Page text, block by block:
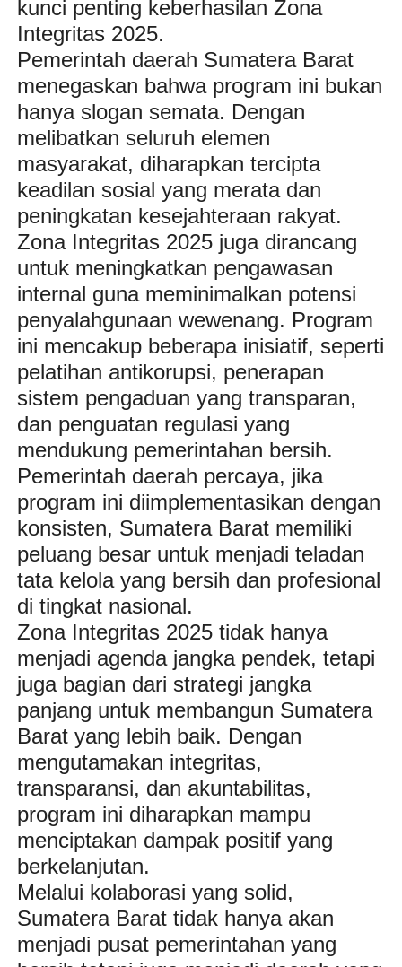
kunci penting keberhasilan Zona
Integritas 2025.
Pemerintah daerah Sumatera Barat
menegaskan bahwa program ini bukan
hanya slogan semata. Dengan
melibatkan seluruh elemen
masyarakat, diharapkan tercipta
keadilan sosial yang merata dan
peningkatan kesejahteraan rakyat.
Zona Integritas 2025 juga dirancang
untuk meningkatkan pengawasan
internal guna meminimalkan potensi
penyalahgunaan wewenang. Program
ini mencakup beberapa inisiatif, seperti
pelatihan antikorupsi, penerapan
sistem pengaduan yang transparan,
dan penguatan regulasi yang
mendukung pemerintahan bersih.
Pemerintah daerah percaya, jika
program ini diimplementasikan dengan
konsisten, Sumatera Barat memiliki
peluang besar untuk menjadi teladan
tata kelola yang bersih dan profesional
di tingkat nasional.
Zona Integritas 2025 tidak hanya
menjadi agenda jangka pendek, tetapi
juga bagian dari strategi jangka
panjang untuk membangun Sumatera
Barat yang lebih baik. Dengan
mengutamakan integritas,
transparansi, dan akuntabilitas,
program ini diharapkan mampu
menciptakan dampak positif yang
berkelanjutan.
Melalui kolaborasi yang solid,
Sumatera Barat tidak hanya akan
menjadi pusat pemerintahan yang